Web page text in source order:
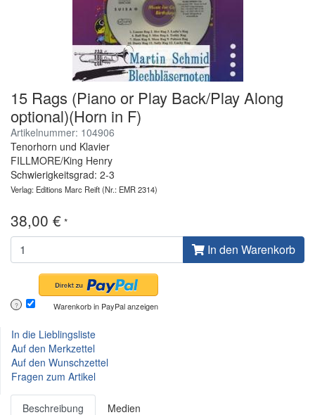
15 Rags (Piano or Play Back/Play Along
optional)(Horn in F)
Artikelnummer: 104906
Tenorhorn und Klavier
FILLMORE/King Henry
Schwierigkeitsgrad: 2-3
Verlag: Editions Marc Reift(Nr.: EMR 2314)
38,00 € *
In den Warenkorb
? Warenkorb in PayPal anzeigen
In die Lieblingsliste
Auf den Merkzettel
Auf den Wunschzettel
Fragen zum Artikel
Beschreibung
Medien